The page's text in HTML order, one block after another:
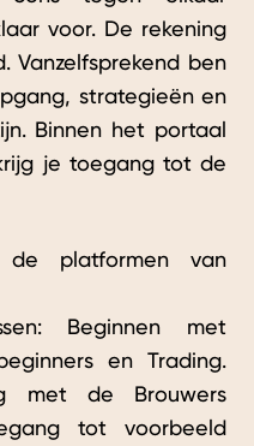
voor. De rekening
Vanzelfsprekend ben
strategieën en
Binnen het portaal
je toegang tot de
de platformen van
Beginnen met
en Trading.
met de Brouwers
tot voorbeeld